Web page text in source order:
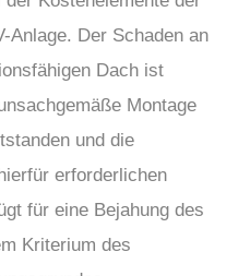
Anlage. Der Schaden an
Dach ist
Montage
und die
erforderlichen
für eine Bejahung des
Kriterium des